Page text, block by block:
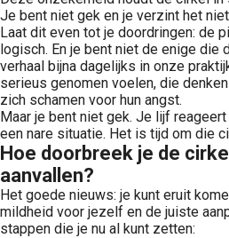
Je bent niet gek en je verzint het niet
Laat dit even tot je doordringen: de
logisch. En je bent niet de enige die
verhaal bijna dagelijks in onze
serieus genomen voelen, die
zich schamen voor hun angst.
Maar je bent niet gek. Je lijf
een nare situatie. Het is tijd om die
Hoe doorbreek je de
aanvallen?
Het goede nieuws: je kunt eruit
mildheid voor jezelf en de juiste
stappen die je nu al kunt zetten: